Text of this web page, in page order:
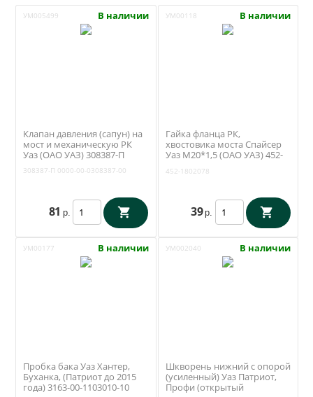
УМ005499 В наличии
Клапан давления (сапун) на
мост и механическую РК
Уаз (ОАО УАЗ) 308387-П
308387-П 0000-00-0308387-00
81 р.
УМ00118 В наличии
Гайка фланца РК,
хвостовика моста Спайсер
Уаз М20*1,5 (ОАО УАЗ) 452-
452-1802078
39 р.
УМ00177 В наличии
Пробка бака Уаз Хантер,
Буханка, (Патриот до 2015
года) 3163-00-1103010-10
УМ002040 В наличии
Шкворень нижний с опорой
(усиленный) Уаз Патриот,
Профи (открытый